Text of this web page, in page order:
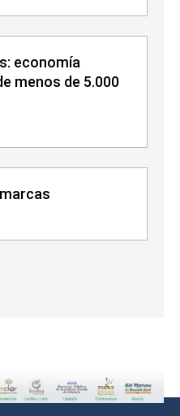
economía
menos de 5.000